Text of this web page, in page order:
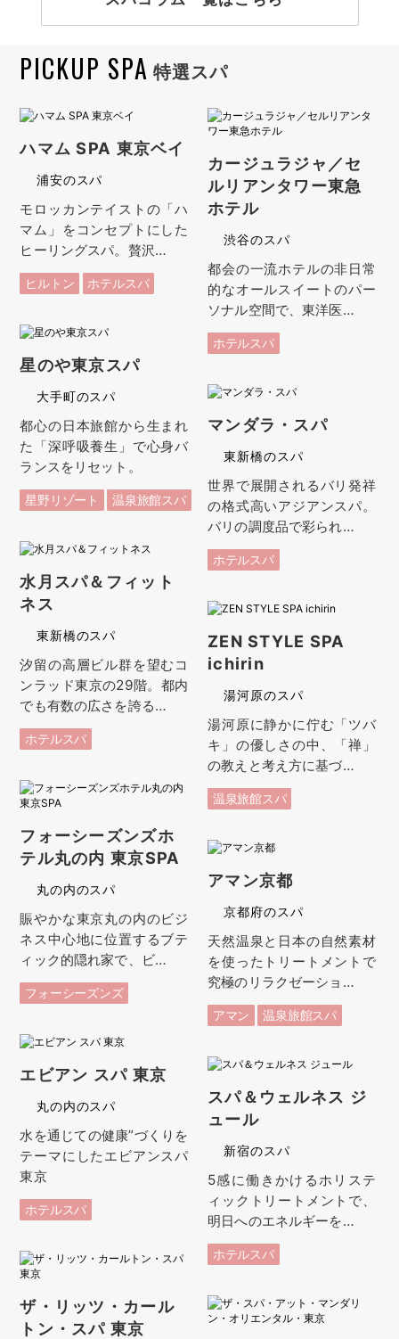
PICKUP SPA 特選スパ
ハマム SPA 東京ベイ
浦安のスパ
モロッカンテイストの「ハ
マム」をコンセプトにした
ヒーリングスパ。贅沢…
ヒルトン ホテルスパ
カージュラジャ／セ
ルリアンタワー東急
ホテル
渋谷のスパ
都会の一流ホテルの非日常
的なオールスイートのパー
ソナル空間で、東洋医…
ホテルスパ
星のや東京スパ
大手町のスパ
都心の日本旅館から生まれ
た「深呼吸養生」で心身バ
ランスをリセット。
星野リゾート 温泉旅館スパ
マンダラ・スパ
東新橋のスパ
世界で展開されるバリ発祥
の格式高いアジアンスパ。
バリの調度品で彩られ…
ホテルスパ
水月スパ＆フィット
ネス
東新橋のスパ
汐留の高層ビル群を望むコ
ンラッド東京の29階。都内
でも有数の広さを誇る…
ホテルスパ
ZEN STYLE SPA
ichirin
湯河原のスパ
湯河原に静かに佇む「ツバ
キ」の優しさの中、「禅」
の教えと考え方に基づ…
温泉旅館スパ
フォーシーズンズホ
テル丸の内 東京SPA
丸の内のスパ
賑やかな東京丸の内のビジ
ネス中心地に位置するブテ
ィック的隠れ家で、ビ…
フォーシーズンズ
アマン京都
京都府のスパ
天然温泉と日本の自然素材
を使ったトリートメントで
究極のリラクゼーショ…
アマン 温泉旅館スパ
エビアン スパ 東京
丸の内のスパ
水を通じての健康”づくりを
テーマにしたエビアンスパ
東京
ホテルスパ
スパ＆ウェルネス ジ
ュール
新宿のスパ
5感に働きかけるホリステ
ィックトリートメントで、
明日へのエネルギーを…
ホテルスパ
ザ・リッツ・カール
トン・スパ 東京